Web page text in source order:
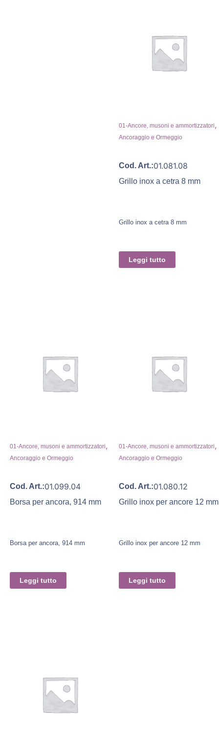
01-Ancore, musoni e ammortizzatori,
Ancoraggio e Ormeggio
Cod. Art.:01.081.08
Grillo inox a cetra 8 mm
Grillo inox a cetra 8 mm
Leggi tutto
01-Ancore, musoni e ammortizzatori,
Ancoraggio e Ormeggio
Cod. Art.:01.099.04
Borsa per ancora, 914 mm
Borsa per ancora, 914 mm
Leggi tutto
01-Ancore, musoni e ammortizzatori,
Ancoraggio e Ormeggio
Cod. Art.:01.080.12
Grillo inox per ancore 12 mm
Grillo inox per ancore 12 mm
Leggi tutto